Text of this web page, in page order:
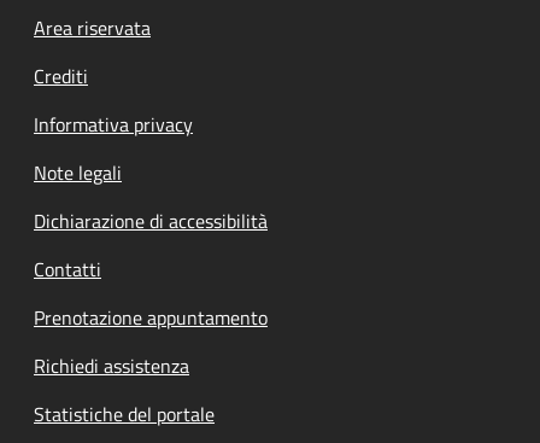
Footer menu
Area riservata
Crediti
Informativa privacy
Note legali
Dichiarazione di accessibilità
Contatti
Prenotazione appuntamento
Richiedi assistenza
Statistiche del portale